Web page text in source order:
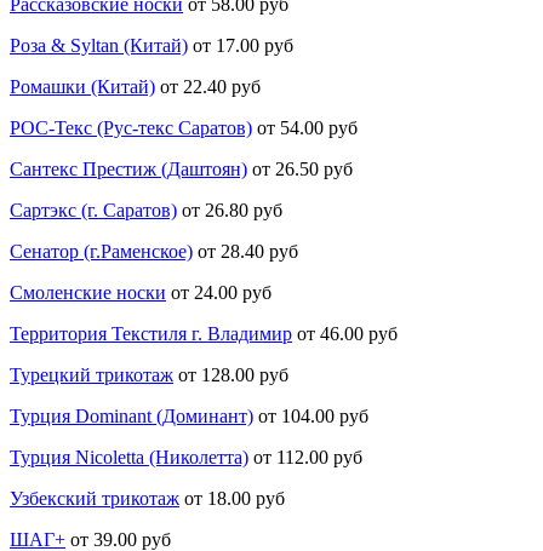
Роза & Syltan (Китай) от 17.00 руб
Ромашки (Китай) от 22.40 руб
РОС-Текс (Рус-текс Саратов) от 54.00 руб
Сантекс Престиж (Даштоян) от 26.50 руб
Сартэкс (г. Саратов) от 26.80 руб
Сенатор (г.Раменское) от 28.40 руб
Смоленские носки от 24.00 руб
Территория Текстиля г. Владимир от 46.00 руб
Турецкий трикотаж от 128.00 руб
Турция Dominant (Доминант) от 104.00 руб
Турция Nicoletta (Николетта) от 112.00 руб
Узбекский трикотаж от 18.00 руб
ШАГ+ от 39.00 руб